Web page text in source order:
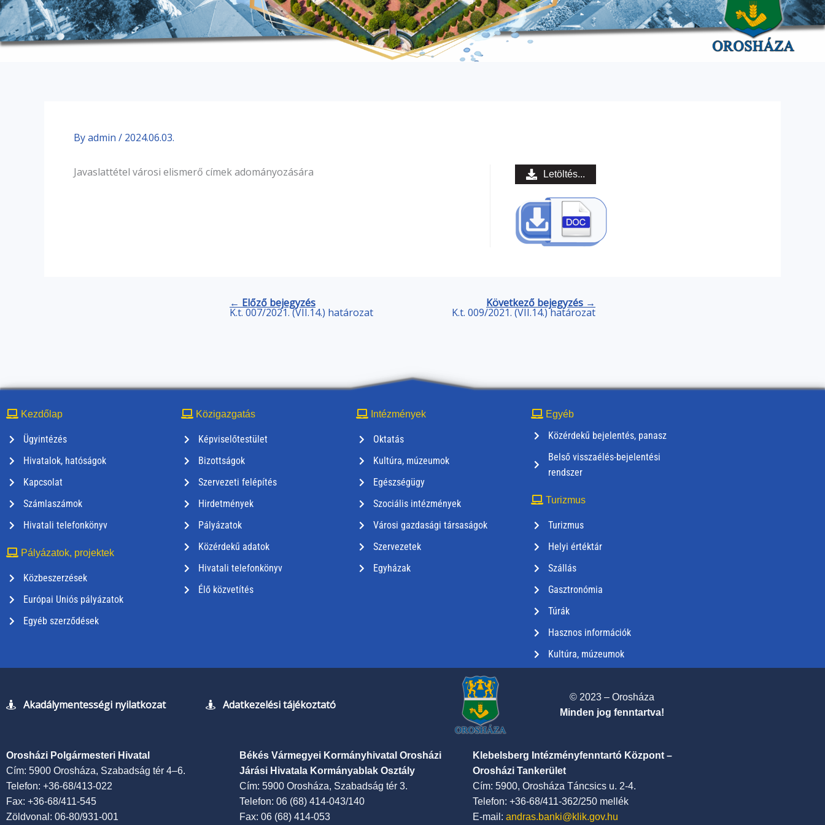
Byadmin / 2024.06.03.
Javaslattétel városi elismerő címek adományozására Letöltés...
← Előző bejegyzés
K.t. 007/2021. (VII.14.) határozat
Következő bejegyzés →
K.t. 009/2021. (VII.14.) határozat
Kezdőlap
Ügyintézés
Hivatalok, hatóságok
Kapcsolat
Számlaszámok
Hivatali telefonkönyv
Pályázatok, projektek
Közbeszerzések
Európai Uniós pályázatok
Egyéb szerződések
Közigazgatás
Képviselőtestület
Bizottságok
Szervezeti felépítés
Hirdetmények
Pályázatok
Közérdekű adatok
Hivatali telefonkönyv
Élő közvetítés
Intézmények
Oktatás
Kultúra, múzeumok
Egészségügy
Szociális intézmények
Városi gazdasági társaságok
Szervezetek
Egyházak
Egyéb
Közérdekű bejelentés, panasz
Belső visszaélés-bejelentési
rendszer
Turizmus
Turizmus
Helyi értéktár
Szállás
Gasztronómia
Túrák
Hasznos információk
Kultúra, múzeumok
Akadálymentességi nyilatkozat Adatkezelési tájékoztató
© 2023 – Orosháza
Minden jog fenntartva!
Orosházi Polgármesteri Hivatal
Cím: 5900 Orosháza, Szabadság tér 4–6.
Telefon: +36-68/413-022
Fax: +36-68/411-545
Zöldvonal: 06-80/931-001
Békés Vármegyei Kormányhivatal Orosházi
Járási Hivatala Kormányablak Osztály
Cím: 5900 Orosháza, Szabadság tér 3.
Telefon: 06 (68) 414-043/140
Fax: 06 (68) 414-053
Klebelsberg Intézményfenntartó Központ –
Orosházi Tankerület
Cím: 5900, Orosháza Táncsics u. 2-4.
Telefon: +36-68/411-362/250 mellék
E-mail: andras.banki@klik.gov.hu